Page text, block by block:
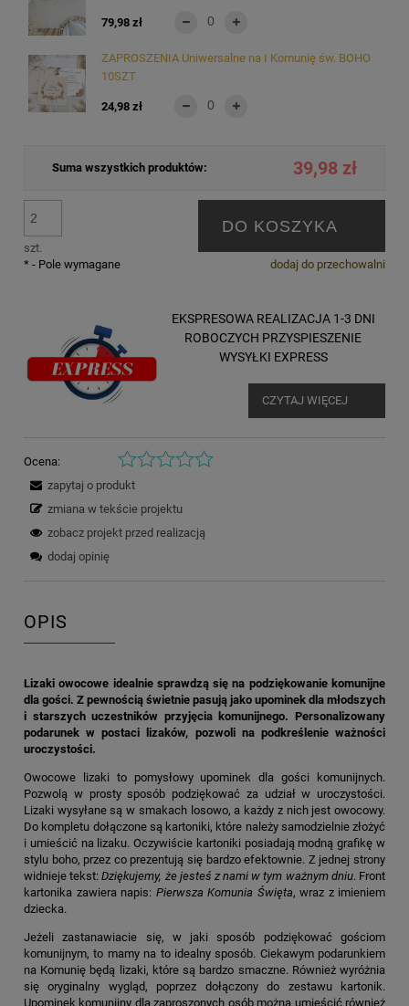
ZAPROSZENIA Uniwersalne na I Komunię św. BOHO
10SZT
24,98 zł
79,98 zł
Suma wszystkich produktów: 39,98 zł
szt.
DO KOSZYKA
dodaj do przechowalni
* - Pole wymagane
EKSPRESOWA REALIZACJA 1-3 DNI
ROBOCZYCH PRZYSPIESZENIE
WYSYŁKI EXPRESS
CZYTAJ WIĘCEJ
Ocena:
zapytaj o produkt
zmiana w tekście projektu
zobacz projekt przed realizacją
dodaj opinię
OPIS
Lizaki owocowe idealnie sprawdzą się na podziękowanie komunijne
dla gości. Z pewnością świetnie pasują jako upominek dla młodszych
i starszych uczestników przyjęcia komunijnego. Personalizowany
podarunek w postaci lizaków, pozwoli na podkreślenie ważności
uroczystości.
Owocowe lizaki to pomysłowy upominek dla gości komunijnych.
Pozwolą w prosty sposób podziękować za udział w uroczystości.
Lizaki wysyłane są w smakach losowo, a każdy z nich jest owocowy.
Do kompletu dołączone są kartoniki, które należy samodzielnie złożyć
i umieścić na lizaku. Oczywiście kartoniki posiadają modną grafikę w
stylu boho, przez co prezentują się bardzo efektownie. Z jednej strony
widnieje tekst:Dziękujemy, że jesteś z nami w tym ważnym dniu. Front
kartonika zawiera napis: Pierwsza Komunia Święta, wraz z imieniem
dziecka.
Jeżeli zastanawiacie się, w jaki sposób podziękować gościom
komunijnym, to mamy na to idealny sposób. Ciekawym podarunkiem
na Komunię będą lizaki, które są bardzo smaczne. Również wyróżnia
się oryginalny wygląd, poprzez dołączony do zestawu kartonik.
Upominek komunijny dla zaproszonych osób można umieścić również